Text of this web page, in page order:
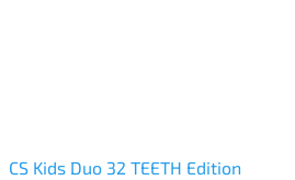
CS Kids Duo 32 TEETH Edition